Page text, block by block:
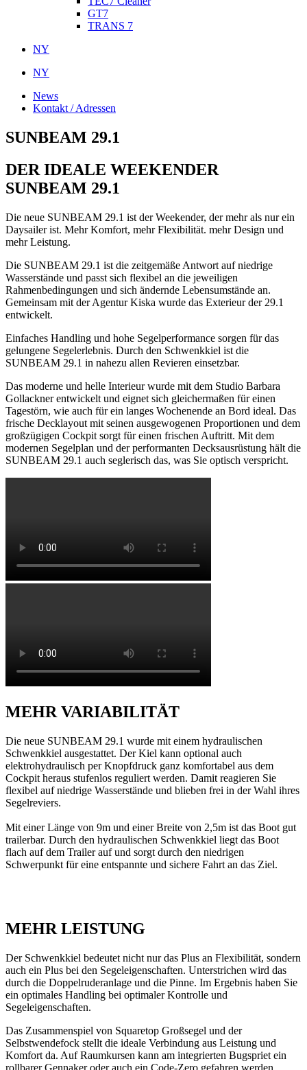
GT7
TRANS 7
NY
NY
News
Kontakt / Adressen
SUNBEAM 29.1
DER IDEALE WEEKENDER
SUNBEAM 29.1
Die neue SUNBEAM 29.1 ist der Weekender, der mehr als nur ein
Daysailer ist. Mehr Komfort, mehr Flexibilität. mehr Design und
mehr Leistung.
Die SUNBEAM 29.1 ist die zeitgemäße Antwort auf niedrige
Wasserstände und passt sich flexibel an die jeweiligen
Rahmenbedingungen und sich ändernde Lebensumstände an.
Gemeinsam mit der Agentur Kiska wurde das Exterieur der 29.1
entwickelt.
Einfaches Handling und hohe Segelperformance sorgen für das
gelungene Segelerlebnis. Durch den Schwenkkiel ist die
SUNBEAM 29.1 in nahezu allen Revieren einsetzbar.
Das moderne und helle Interieur wurde mit dem Studio Barbara
Gollackner entwickelt und eignet sich gleichermaßen für einen
Tagestörn, wie auch für ein langes Wochenende an Bord ideal. Das
frische Decklayout mit seinen ausgewogenen Proportionen und dem
großzügigen Cockpit sorgt für einen frischen Auftritt. Mit dem
modernen Segelplan und der performanten Decksausrüstung hält die
SUNBEAM 29.1 auch seglerisch das, was Sie optisch verspricht.
MEHR VARIABILITÄT
Die neue SUNBEAM 29.1 wurde mit einem hydraulischen
Schwenkkiel ausgestattet. Der Kiel kann optional auch
elektrohydraulisch per Knopfdruck ganz komfortabel aus dem
Cockpit heraus stufenlos reguliert werden. Damit reagieren Sie
flexibel auf niedrige Wasserstände und blieben frei in der Wahl ihres
Segelreviers.
Mit einer Länge von 9m und einer Breite von 2,5m ist das Boot gut
trailerbar. Durch den hydraulischen Schwenkkiel liegt das Boot
flach auf dem Trailer auf und sorgt durch den niedrigen
Schwerpunkt für eine entspannte und sichere Fahrt an das Ziel.
MEHR LEISTUNG
Der Schwenkkiel bedeutet nicht nur das Plus an Flexibilität, sondern
auch ein Plus bei den Segeleigenschaften. Unterstrichen wird das
durch die Doppelruderanlage und die Pinne. Im Ergebnis haben Sie
ein optimales Handling bei optimaler Kontrolle und
Segeleigenschaften.
Das Zusammenspiel von Squaretop Großsegel und der
Selbstwendefock stellt die ideale Verbindung aus Leistung und
Komfort da. Auf Raumkursen kann am integrierten Bugspriet ein